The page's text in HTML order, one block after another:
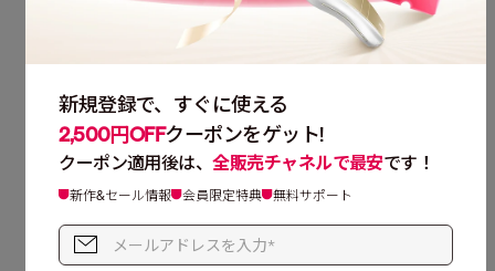
最短0.25秒の高速フラッシュ 。
自動連射機能*² で全身時短ケア。
脚のケアは2分 *³、全身ケアは僅か8分*³
。
連射機能で、スピーディ、ストレスフリー。
0.25sとした結果。
*2. SHRモードは自動連続照射できません。
*3. 国際認証機関CVCにて、160㎝の男女3名を対象とした試験結果。お手入れにかかる
新規登録で、すぐに使える
2,500円OFFクーポンをゲット!
クーポン適用後は、全販売チャネルで最安です！
新作&セール情報 会員限定特典 無料サポート